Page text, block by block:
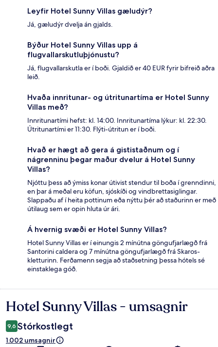
Leyfir Hotel Sunny Villas gæludýr?
Já, gæludýr dvelja án gjalds.
Býður Hotel Sunny Villas upp á
flugvallarskutluþjónustu?
Já, flugvallarskutla er í boði. Gjaldið er 40 EUR fyrir bifreið aðra
leið.
Hvaða innritunar- og útritunartíma er Hotel Sunny
Villas með?
Innritunartími hefst: kl. 14:00. Innritunartíma lýkur: kl. 22:30.
Útritunartími er 11:30. Flýti-útritun er í boði.
Hvað er hægt að gera á gististaðnum og í
nágrenninu þegar maður dvelur á Hotel Sunny
Villas?
Njóttu þess að ýmiss konar útivist stendur til boða í grenndinni,
en þar á meðal eru köfun, sjóskíði og vindbrettasiglingar.
Slappaðu af í heita pottinum eða nýttu þér að staðurinn er með
útilaug sem er opin hluta úr ári.
Á hvernig svæði er Hotel Sunny Villas?
Hotel Sunny Villas er í einungis 2 mínútna göngufjarlægð frá
Santorini caldera og 7 mínútna göngufjarlægð frá Skaros-
kletturinn. Ferðamenn segja að staðsetning þessa hótels sé
einstaklega góð.
Umsagnir
Hotel Sunny Villas - umsagnir
9,6 Stórkostlegt
1.002 umsagnir